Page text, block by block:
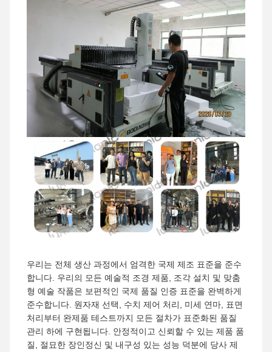
우리는 전체 생산 과정에서 엄격한 국제 제조 표준을 준수
합니다. 우리의 모든 예술적 조경 제품, 조각 설치 및 맞춤
형 예술 작품은 보편적인 국제 품질 인증 표준을 완벽하게
준수합니다. 원자재 선택, 수치 제어 처리, 미세 연마, 표면
처리부터 완제품 테스트까지 모든 절차가 표준화된 품질
관리 하에 구현됩니다. 안정적이고 신뢰할 수 있는 제품 품
질, 절묘한 장인정신 및 내구성 있는 성능 덕분에 당사 제